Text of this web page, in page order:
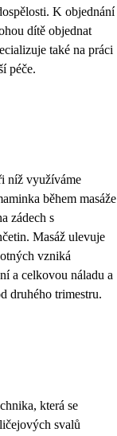
K objednání
dítě objednat
také na práci
péče.
níž využíváme
během masáže
zádech s
Masáž ulevuje
vzniká
a celkovou náladu a
druhého trimestru.
která se
svalů